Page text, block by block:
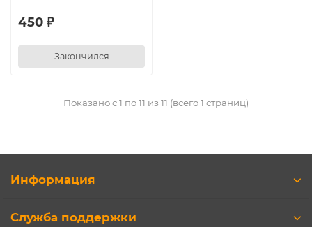
450 ₽
Закончился
Показано с 1 по 11 из 11 (всего 1 страниц)
Информация
Служба поддержки